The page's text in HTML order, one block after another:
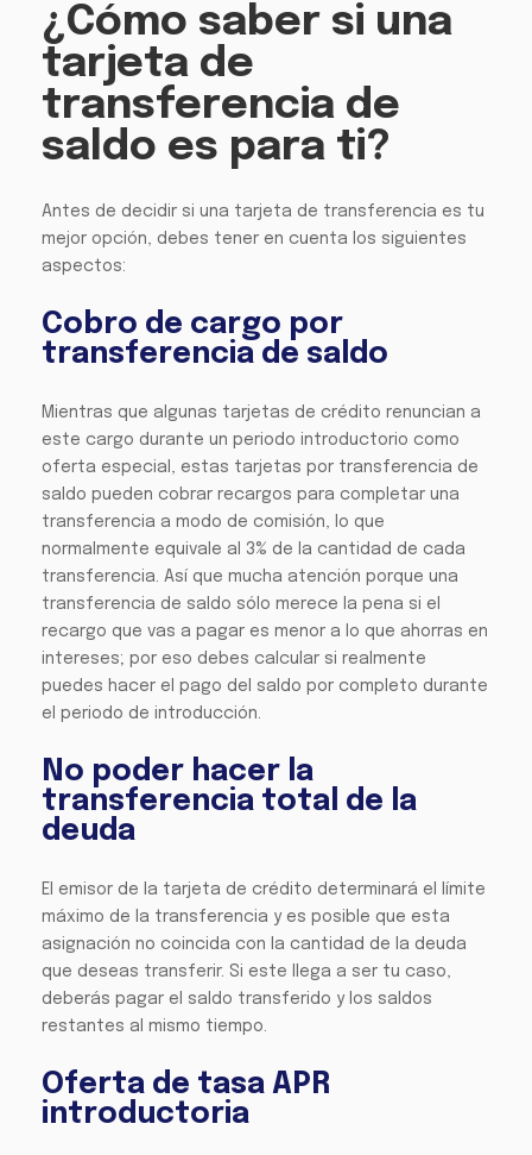
¿Cómo saber si una
tarjeta de
transferencia de
saldo es para ti?
Antes de decidir si una tarjeta de transferencia es tu
mejor opción, debes tener en cuenta los siguientes
aspectos:
Cobro de cargo por
transferencia de saldo
Mientras que algunas tarjetas de crédito renuncian a
este cargo durante un periodo introductorio como
oferta especial, estas tarjetas por transferencia de
saldo pueden cobrar recargos para completar una
transferencia a modo de comisión, lo que
normalmente equivale al 3% de la cantidad de cada
transferencia. Así que mucha atención porque una
transferencia de saldo sólo merece la pena si el
recargo que vas a pagar es menor a lo que ahorras en
intereses; por eso debes calcular si realmente
puedes hacer el pago del saldo por completo durante
el periodo de introducción.
No poder hacer la
transferencia total de la
deuda
El emisor de la tarjeta de crédito determinará el límite
máximo de la transferencia y es posible que esta
asignación no coincida con la cantidad de la deuda
que deseas transferir. Si este llega a ser tu caso,
deberás pagar el saldo transferido y los saldos
restantes al mismo tiempo.
Oferta de tasa APR
introductoria